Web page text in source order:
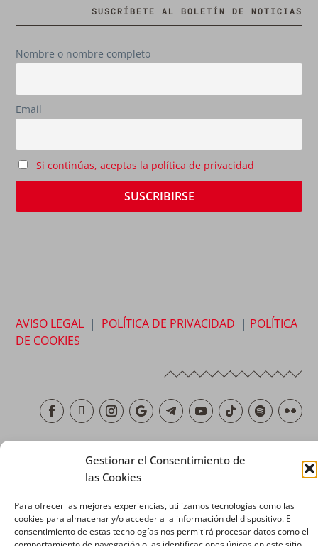
Gestionar el Consentimiento de
las Cookies
Para ofrecer las mejores experiencias, utilizamos tecnologías como las
cookies para almacenar y/o acceder a la información del dispositivo. El
consentimiento de estas tecnologías nos permitirá procesar datos como el
SUSCRÍBETE AL BOLETÍN DE NOTICIAS
Nombre o nombre completo
Email
Si continúas, aceptas la política de privacidad
AVISO LEGAL | POLÍTICA DE PRIVACIDAD | POLÍTICA
DE COOKIES
Copyright © 2026 SALESIANOS COMUNICACIÓN